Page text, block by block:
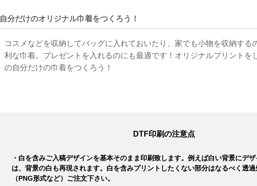
自分だけのオリジナル巾着をつくろう！
コスメなどを収納してバッグに入れておいたり、家でも小物を収納する
利な巾着。プレゼントを入れるのにも最適です！オリジナルプリントを
の自分だけの巾着をつくろう！
DTF印刷の注意点
・白を含みご入稿デザインを基本そのまま印刷致します。例えば白い背景にデ
は、背景の白も再現されます。白を含みプリントしたくない部分はなるべく透
（PNG形式など）ご注文下さい。